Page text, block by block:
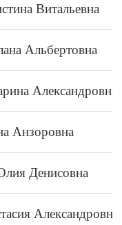
Витальевна
Альбертовна
Александровна
Анзоровна
Денисовна
Александровна